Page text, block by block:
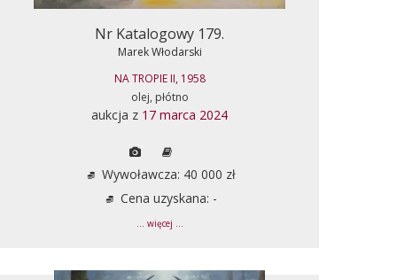
Nr Katalogowy 179.
Marek Włodarski
NA TROPIE II, 1958
olej, płótno
aukcja z 17 marca 2024
Wywoławcza: 40 000 zł
Cena uzyskana: -
... więcej ...